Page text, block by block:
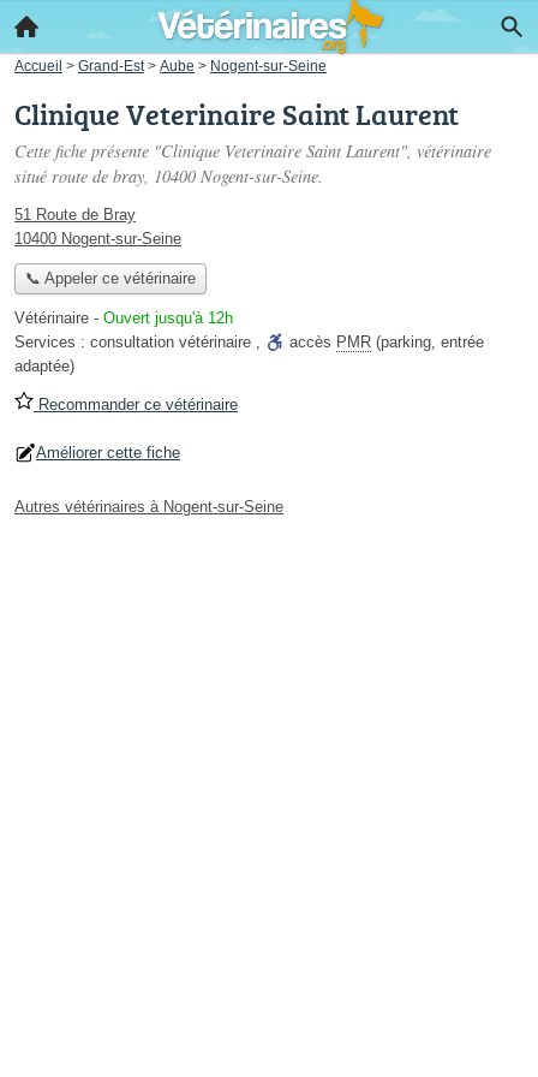
Accueil > Grand-Est > Aube > Nogent-sur-Seine
Clinique Veterinaire Saint Laurent
Cette fiche présente "Clinique Veterinaire Saint Laurent", vétérinaire
situé route de bray, 10400 Nogent-sur-Seine.
51 Route de Bray
10400 Nogent-sur-Seine
📞 Appeler ce vétérinaire
Vétérinaire - Ouvert jusqu'à 12h
Services : consultation vétérinaire , accès PMR (parking, entrée
adaptée)
Recommander ce vétérinaire
Améliorer cette fiche
Autres vétérinaires à Nogent-sur-Seine